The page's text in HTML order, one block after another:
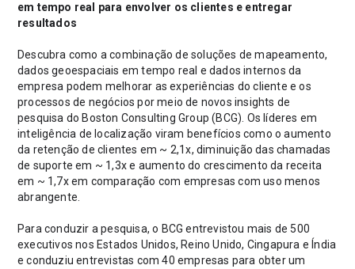
em tempo real para envolver os clientes e entregar
resultados
Descubra como a combinação de soluções de mapeamento,
dados geoespaciais em tempo real e dados internos da
empresa podem melhorar as experiências do cliente e os
processos de negócios por meio de novos insights de
pesquisa do Boston Consulting Group (BCG). Os líderes em
inteligência de localização viram benefícios como o aumento
da retenção de clientes em ~ 2,1x, diminuição das chamadas
de suporte em ~ 1,3x e aumento do crescimento da receita
em ~ 1,7x em comparação com empresas com uso menos
abrangente.
Para conduzir a pesquisa, o BCG entrevistou mais de 500
executivos nos Estados Unidos, Reino Unido, Cingapura e Índia
e conduziu entrevistas com 40 empresas para obter um